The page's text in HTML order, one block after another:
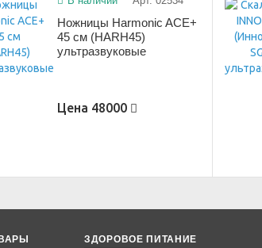
Ножницы Harmonic ACE+
45 см (HARH45)
ультразвуковые
Цена 48000
ЗДОРОВОЕ ПИТАНИЕ